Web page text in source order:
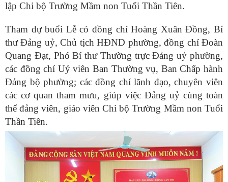
lập Chi bộ Trường Mầm non Tuổi Thần Tiên.
Tham dự buổi Lễ có đồng chí Hoàng Xuân Đồng, Bí
thư Đảng uỷ, Chủ tịch HĐND phường, đồng chí Đoàn
Quang Đạt, Phó Bí thư Thường trực Đảng uỷ phường,
các đồng chí Uỷ viên Ban Thường vụ, Ban Chấp hành
Đảng bộ phường; các đồng chí lãnh đạo, chuyên viên
các cơ quan tham mưu, giúp việc Đảng uỷ cùng toàn
thể đảng viên, giáo viên Chi bộ Trường Mầm non Tuổi
Thần Tiên.